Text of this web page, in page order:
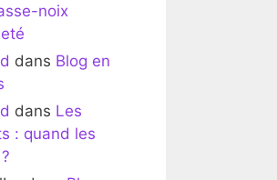
noix
dans Blog en
dans Les
: quand les